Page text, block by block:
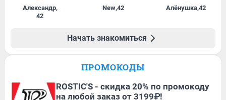
Александр,
42
New,42 Алёнушка,42
Начать знакомиться
ПРОМОКОДЫ
ROSTIC'S - скидка 20% по промокоду
на любой заказ от 3199₽!